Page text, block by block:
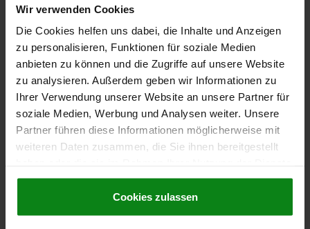
Wir verwenden Cookies
Die Cookies helfen uns dabei, die Inhalte und Anzeigen
zu personalisieren, Funktionen für soziale Medien
anbieten zu können und die Zugriffe auf unsere Website
zu analysieren. Außerdem geben wir Informationen zu
Ihrer Verwendung unserer Website an unsere Partner für
soziale Medien, Werbung und Analysen weiter. Unsere
Partner führen diese Informationen möglicherweise mit
weiteren Daten zusammen, die Sie ihnen bereitgestellt
gesammelt haben.Cookie Richtlinien
Datenschutz|AGB
Cookies zulassen
BRIDE LATÉRALE À LEVIER DE SERRAGE, FORME:C,